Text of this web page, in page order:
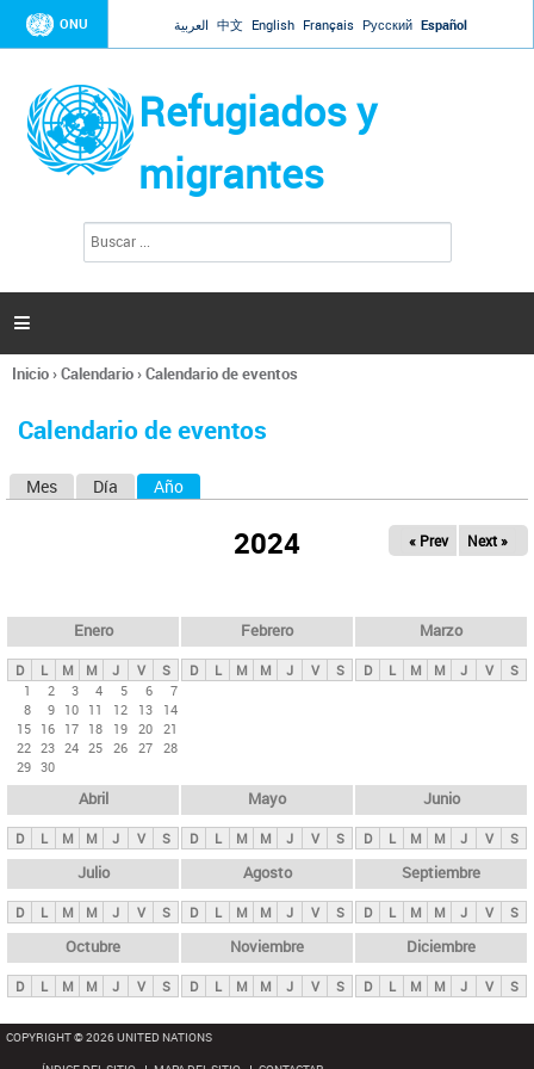
Jump to navigation
ONU العربية 中文 English Français Русский Español
Refugiados y
migrantes
l
d
s

Se
usted
Inicio›Calendario›Calendario de eventos
Calendario de eventos
s
p
n
i
p
a
l
s
Mes Día Año
2024 « Prev Next »
Enero
D L M M J V
S
1
2 3 4 5 6
7
8
9 10 11 12 13
14
15 16 17 18 19 20 21
22 23 24 25 26 27 28
29 30
Febrero
D L M M J V S
Marzo
D L M M J V S
Abril
D L M M J V S
Mayo
D L M M J V S
Junio
D L M M J V S
Julio
D L M M J V S
Agosto
D L M M J V S
Septiembre
D L M M J V S
Octubre
D L M M J V S
Noviembre
D L M M J V S
Diciembre
D L M M J V S
COPYRIGHT © 2026 UNITED NATIONS